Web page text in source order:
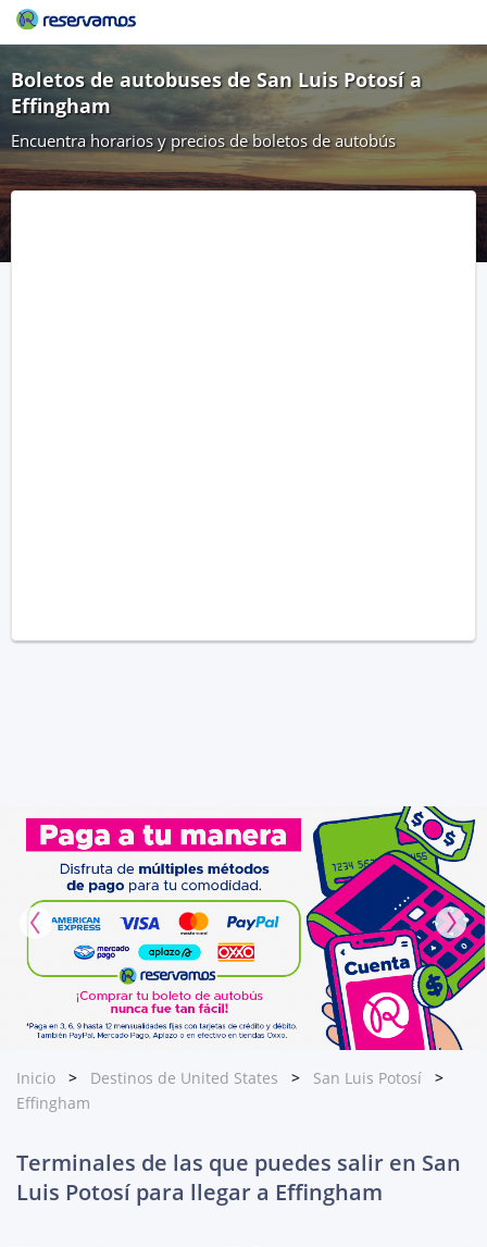
Boletos de autobuses de San Luis Potosí a
Effingham
Encuentra horarios y precios de boletos de autobús
Inicio Destinos de United States
San Luis Potosí
Effingham
Terminales de las que puedes salir en San
Luis Potosí para llegar a Effingham